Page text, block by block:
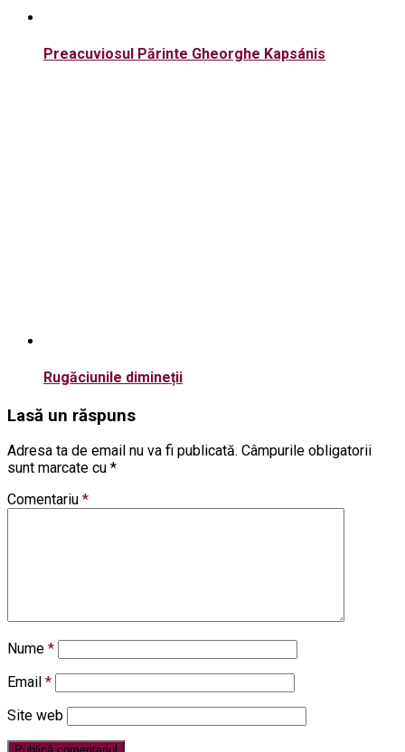
Preacuviosul Părinte Gheorghe Kapsánis
Rugăciunile dimineții
Lasă un răspuns
Adresa ta de email nu va fi publicată. Câmpurile obligatorii
sunt marcate cu *
Comentariu *
Nume *
Email *
Site web